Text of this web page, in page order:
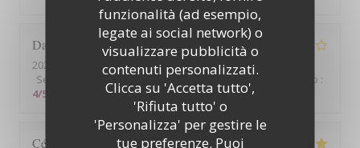
funzionalità (ad esempio,
legate ai social network) o
visualizzare pubblicità o
contenuti personalizzati.
Clicca su 'Accetta tutto',
'Rifiuta tutto' o
'Personalizza' per gestire le
tue preferenze. Puoi
Daniel
2026-08-05
- 20:45 - Ospiti 4
Servizio
Atmosfera :4 /5 Cucina: 4/5 Qualità / Prezzo :
4/5
Cécile